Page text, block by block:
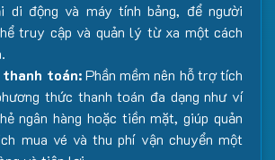
di động và máy tính bảng, để người
truy cập và quản lý từ xa một cách
thanh toán:Phần mềm nên hỗ trợ tích
thức thanh toán đa dạng như ví
ngân hàng hoặc tiền mặt, giúp quản
mua vé và thu phí vận chuyển một